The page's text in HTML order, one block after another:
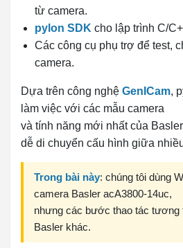
từ camera.
pylon SDK cho lập trình C/
Các công cụ phụ trợ để test,
camera.
Dựa trên công nghệ GenICam,
làm việc với các mẫu camera
và tính năng mới nhất của
dễ di chuyển cấu hình giữa
Trong bài này: chúng tôi dùng
camera Basler acA3800-14uc,
nhưng các bước thao tác
Basler khác.